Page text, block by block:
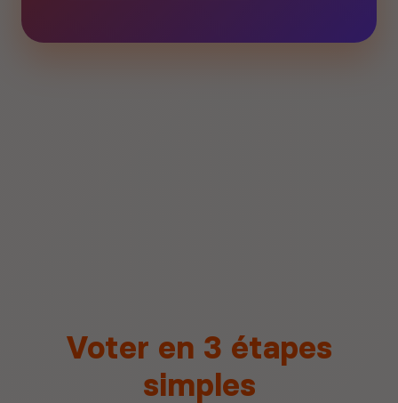
Voter en 3 étapes
simples